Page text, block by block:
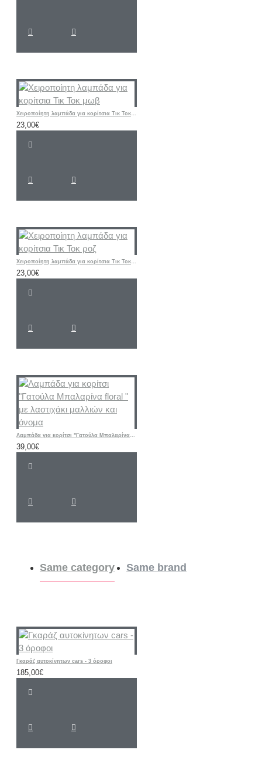
Χειροποίητη λαμπάδα για κορίτσια Τικ Τοκ μωβ
23,00€
Χειροποίητη λαμπάδα για κορίτσια Τικ Τοκ ροζ
23,00€
Λαμπάδα για κορίτσι "Γατούλα Μπαλαρίνα floral " με λαστιχάκι μαλλιών και όνομα
39,00€
Same category Same brand
Γκαράζ αυτοκίνητων cars - 3 όροφοι
185,00€